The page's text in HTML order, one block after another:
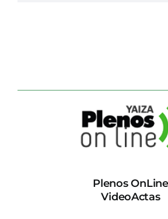
Plenos OnLine
VideoActas